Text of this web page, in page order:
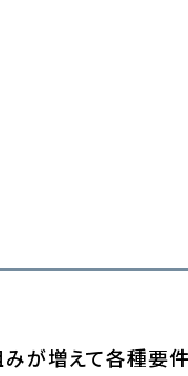
が増えて各種要